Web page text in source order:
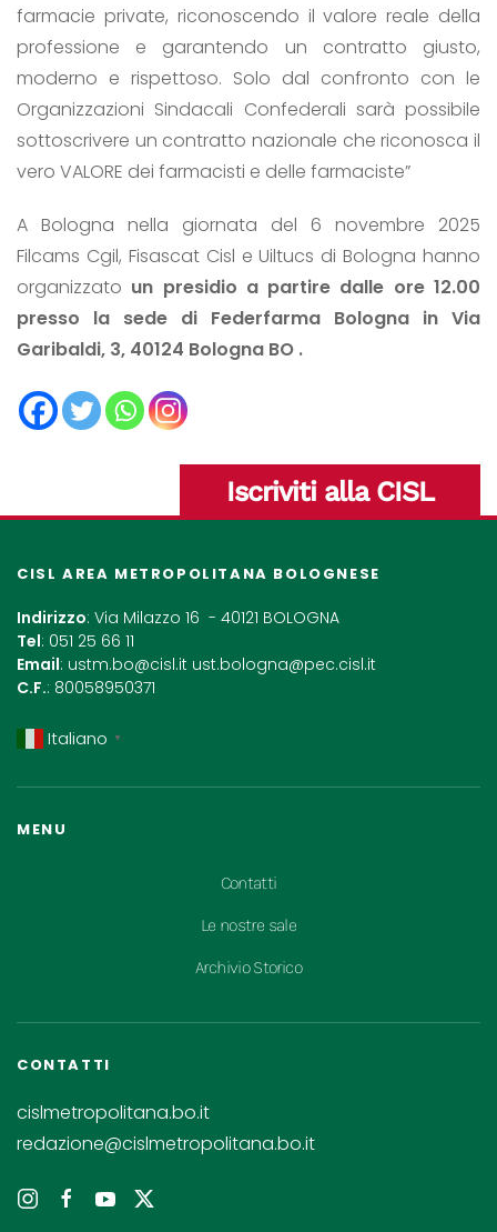
farmacie private, riconoscendo il valore reale della
professione e garantendo un contratto giusto,
moderno e rispettoso. Solo dal confronto con le
Organizzazioni Sindacali Confederali sarà possibile
sottoscrivere un contratto nazionale che riconosca il
vero VALORE dei farmacisti e delle farmaciste”
A Bologna nella giornata del 6 novembre 2025
Filcams Cgil, Fisascat Cisl e Uiltucs di Bologna hanno
organizzato un presidio a partire dalle ore 12.00
presso la sede di Federfarma Bologna in Via
Garibaldi, 3, 40124 Bologna BO .
Iscriviti alla CISL
CISL AREA METROPOLITANA BOLOGNESE
Indirizzo: Via Milazzo 16 - 40121 BOLOGNA
Tel: 051 25 66 11
Email: ustm.bo@cisl.it ust.bologna@pec.cisl.it
C.F.: 80058950371
Italiano ▼
MENU
Contatti
Le nostre sale
Archivio Storico
CONTATTI
cislmetropolitana.bo.it
redazione@cislmetropolitana.bo.it